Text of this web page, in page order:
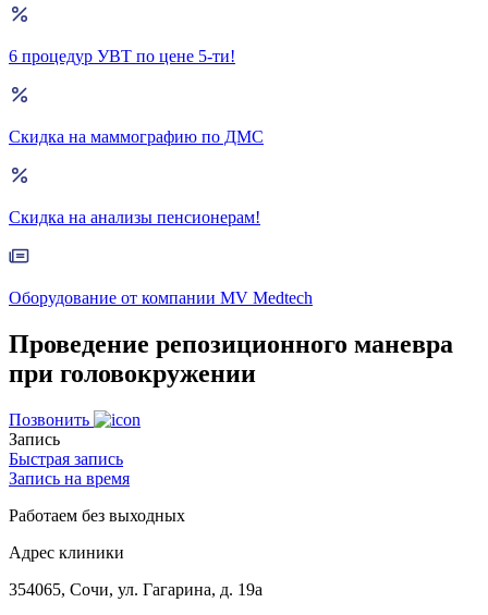
6 процедур УВТ по цене 5-ти!
Скидка на маммографию по ДМС
Скидка на анализы пенсионерам!
Оборудование от компании MV Medtech
Проведение репозиционного маневра
при головокружении
Позвонить
Запись
Быстрая запись
Запись на время
Работаем без выходных
Адрес клиники
354065, Сочи, ул. Гагарина, д. 19а